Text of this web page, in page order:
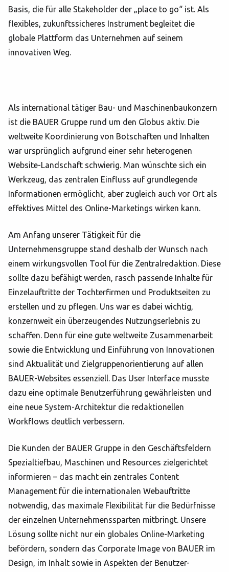
Basis, die für alle Stakeholder der „place to go“ ist. Als
flexibles, zukunftssicheres Instrument begleitet die
globale Plattform das Unternehmen auf seinem
innovativen Weg.
Als international tätiger Bau- und Maschinenbaukonzern
ist die BAUER Gruppe rund um den Globus aktiv. Die
weltweite Koordinierung von Botschaften und Inhalten
war ursprünglich aufgrund einer sehr heterogenen
Website-Landschaft schwierig. Man wünschte sich ein
Werkzeug, das zentralen Einfluss auf grundlegende
Informationen ermöglicht, aber zugleich auch vor Ort als
effektives Mittel des Online-Marketings wirken kann.
Am Anfang unserer Tätigkeit für die
Unternehmensgruppe stand deshalb der Wunsch nach
einem wirkungsvollen Tool für die Zentralredaktion. Diese
sollte dazu befähigt werden, rasch passende Inhalte für
Einzelauftritte der Tochterfirmen und Produktseiten zu
erstellen und zu pflegen. Uns war es dabei wichtig,
konzernweit ein überzeugendes Nutzungserlebnis zu
schaffen. Denn für eine gute weltweite Zusammenarbeit
sowie die Entwicklung und Einführung von Innovationen
sind Aktualität und Zielgruppenorientierung auf allen
BAUER-Websites essenziell. Das User Interface musste
dazu eine optimale Benutzerführung gewährleisten und
eine neue System-Architektur die redaktionellen
Workflows deutlich verbessern.
Die Kunden der BAUER Gruppe in den Geschäftsfeldern
Spezialtiefbau, Maschinen und Resources zielgerichtet
informieren – das macht ein zentrales Content
Management für die internationalen Webauftritte
notwendig, das maximale Flexibilität für die Bedürfnisse
der einzelnen Unternehmenssparten mitbringt. Unsere
Lösung sollte nicht nur ein globales Online-Marketing
befördern, sondern das Corporate Image von BAUER im
Design, im Inhalt sowie in Aspekten der Benutzer-